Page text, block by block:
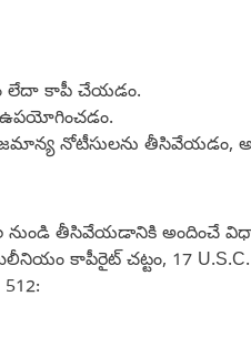
లేదా కాపీ చేయడం.
నోటీసులను తీసివేయడం,
నుండి తీసివేయడానికి అందించే
కాపీరైట్ చట్టం, 17